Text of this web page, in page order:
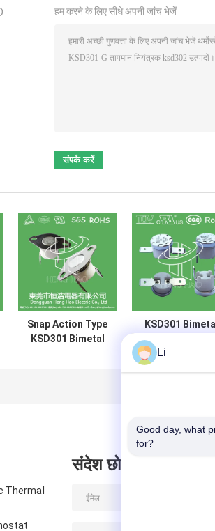
हम करने के लिए सीधे अपनी जांच भेजें
Snap Action Type
KSD301 Bimetal
KSD301 Bimetal
thermal Switch ,
Normally Closed
Thermal
संदेश छोड़ दो
Li
Good day, what
for?